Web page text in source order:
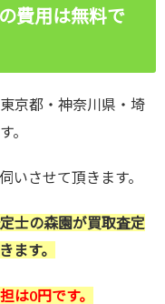
費用は無料で
京都・神奈川県・埼
。
いさせて頂きます。
士の森園が買取査定
ます。
は0円です。